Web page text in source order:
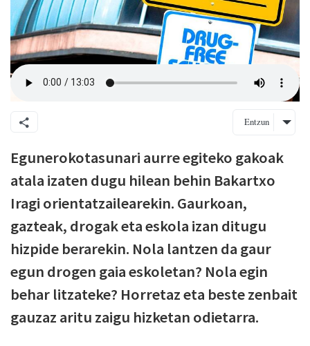
Entzun
Egunerokotasunari aurre egiteko gakoak
atala izaten dugu hilean behin Bakartxo
Iragi orientatzailearekin. Gaurkoan,
gazteak, drogak eta eskola izan ditugu
hizpide berarekin. Nola lantzen da gaur
egun drogen gaia eskoletan? Nola egin
behar litzateke? Horretaz eta beste zenbait
gauzaz aritu zaigu hizketan odietarra.